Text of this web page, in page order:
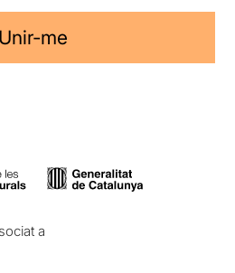
Unir-me
a